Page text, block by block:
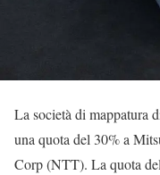
La società di mappatura
una quota del 30% a
Corp (NTT). La quota